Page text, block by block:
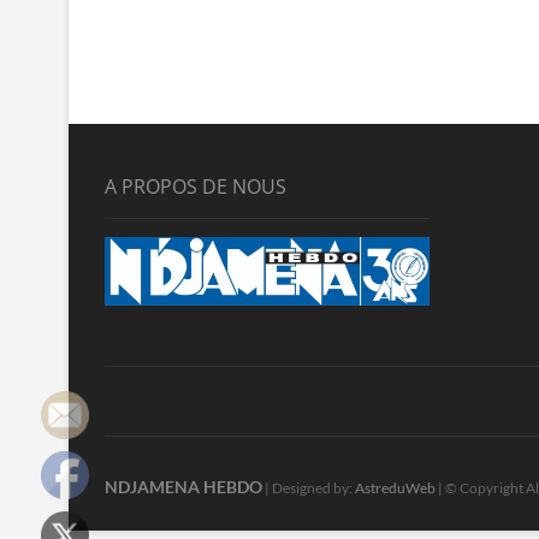
A PROPOS DE NOUS
NDJAMENA HEBDO | Designed by: AstreduWeb | © Copyright